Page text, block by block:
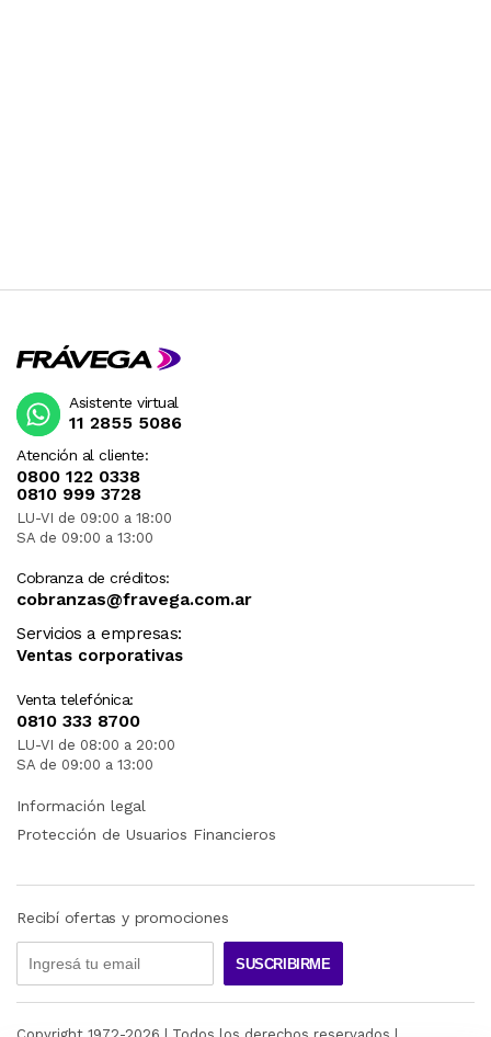
Atención al cliente:
0800 122 0338
0810 999 3728
LU-VI de 09:00 a 18:00
SA de 09:00 a 13:00
Cobranza de créditos:
cobranzas@fravega.com.ar
Servicios a empresas:
Ventas corporativas
Venta telefónica:
0810 333 8700
LU-VI de 08:00 a 20:00
SA de 09:00 a 13:00
Asistente virtual
11 2855 5086
Información legal
Protección de Usuarios Financieros
Recibí ofertas y promociones
SUSCRIBIRME